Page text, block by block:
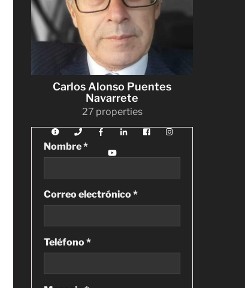
Carlos Alonso Puentes
Navarrete
27 properties
Nombre *
Correo electrónico *
Teléfono *